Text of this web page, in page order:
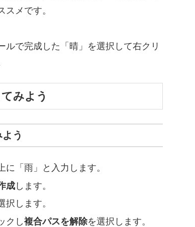
メです。
で完成した「晴」を選択して右クリ
みよう
う
「雨」と入力します。
成します。
択します。
クし複合パスを解除を選択します。